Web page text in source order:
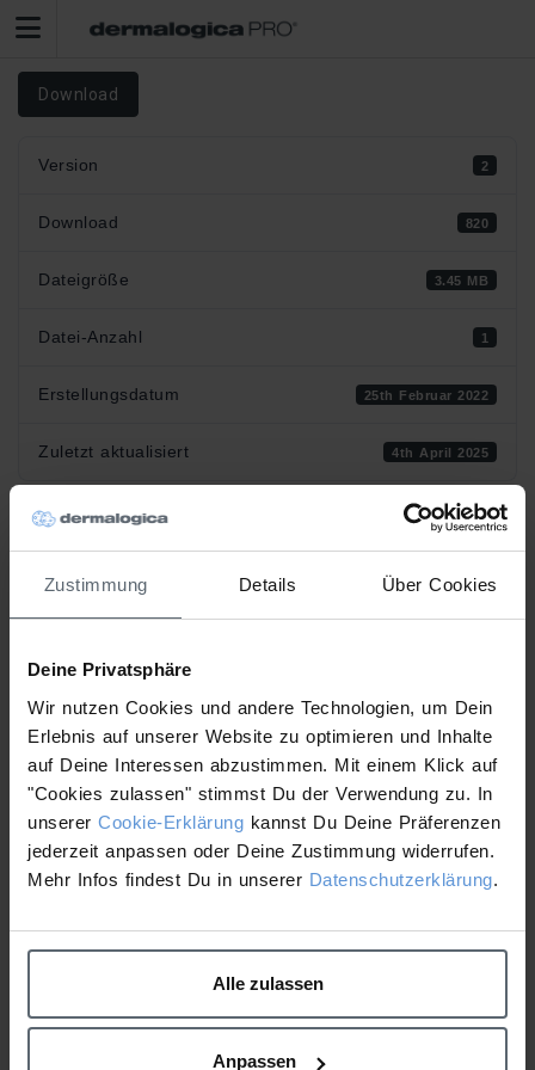
Zustimmung Details Über Cookies
Deine Privatsphäre
Wir nutzen Cookies und andere Technologien, um Dein
Erlebnis auf unserer Website zu optimieren und Inhalte
auf Deine Interessen abzustimmen. Mit einem Klick auf
"Cookies zulassen" stimmst Du der Verwendung zu. In
unserer Cookie-Erklärung kannst Du Deine Präferenzen
jederzeit anpassen oder Deine Zustimmung widerrufen.
Mehr Infos findest Du in unserer Datenschutzerklärung.
Alle zulassen
Anpassen
Download
Version 2
Download 820
Dateigröße 3.45 MB
Datei-Anzahl 1
Erstellungsdatum 25th Februar 2022
Zuletzt aktualisiert 4th April 2025
Workbook Medical
Expert – Empfindliche
Haut Advanced
Attached Files
1 file
Workbook ME_Empfindliche Haut Advanced 28.03.2025.pdf
v11 1.46 MB 2025-04-04
Workbook Medical Expert
Workbook - Skin Expert –